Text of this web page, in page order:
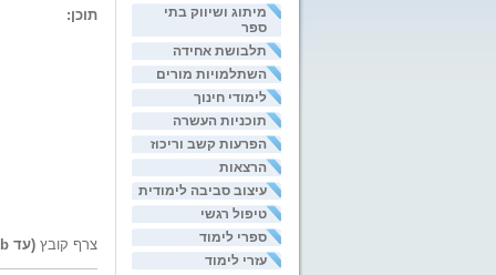
מיתוג ושיווק בתי
ספר
תלבושת אחידה
השתלמויות מורים
לימודי חינוך
תוכניות העשרה
הפרעות קשב וריכוז
הרצאות
עיצוב סביבה לימודית
טיפול רגשי
ספרי לימוד
עזרי לימוד
תוכן:
צרף קובץ(עד 200kb)